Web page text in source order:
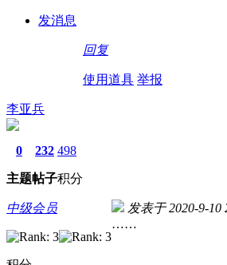
发消息
回复
使用道具 举报
李亚兵
0
主题
232
帖子
498
积分
中级会员 发表于 2020-9-10
……